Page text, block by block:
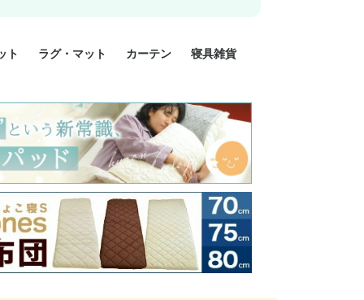
掛け布団カバー
掛け布団カバー
ロング 掛け布団
ル 掛け布団カバ
掛け布団カバー
ング 掛け布団カ
掛け布団カバー
け布団カバー
敷布団カバー
グル 敷布団カバ
敷布団カバー
ロング 敷布団カ
敷布団カバー
枕カバー
枕カバー
枕カバー
枕カバー
BOXシーツ
ロング BOXシー
ル BOXシーツ
BOXシーツ
ロング BOXシー
点セット
点セット
ト
ズ
イズ
サイズ
ズ
100%
ラグ・マット カーテン
既成カーテンのサイズ
遮光カーテン
レース・シアーカーテン
Disney ディズニーカーテ
ン
MOOMIN ムーミンカーテ
ン
PEANUTS ピーナツカー
テン (SNOOPY スヌーピ
ー)
寝具雑貨
美容・化粧品
シルク寝具・雑貨
HURONテクノロジー リ
カバリー寝具
ソファカバー
ひざ掛け
パジャマ
クッション
玄関・フロアーマット
ペット用ベッド
インテリア
その他寝具雑貨